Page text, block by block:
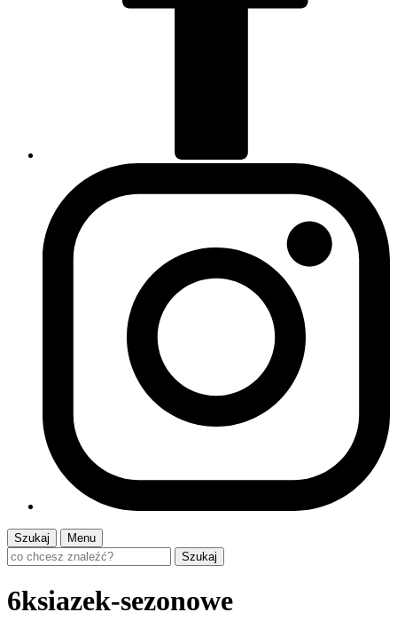
Szukaj
Menu
Szukaj
6ksiazek-sezonowe